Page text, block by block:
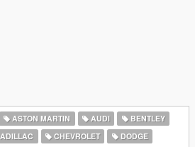
ASTON MARTIN AUDI
BENTLEY
CHEVROLET
DODGE